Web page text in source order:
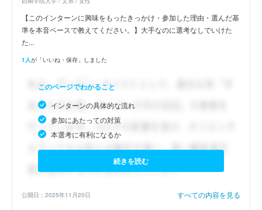
【このインターンに興味をもったきっかけ・参加した理由・選んだ基
準を本音ベースで教えてください。】大手なのに選考なしでいけた
た...
1人が「いいね・保存」しました
このページでわかること
インターンの具体的な流れ
参加にあたっての対策
本選考に有利になるか
続きを読む
公開日：2025年11月20日 すべての内容を見る